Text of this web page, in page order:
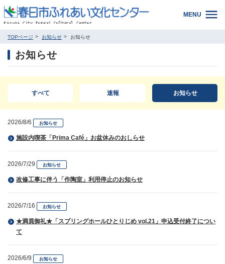
MENU
TOPページ お知らせ お知らせ
お知らせ
すべて 速報 お知らせ
2026/8/6 お知らせ
施設内喫茶「Prima Café」お盆休みのおしらせ
2026/7/29 お知らせ
改修工事に伴う「作陶室」利用停止のお知らせ
2026/7/16 お知らせ
★満員御礼★「スプリングホールひとりじめ vol.21」申込受付終了につい
て
2026/6/9 お知らせ